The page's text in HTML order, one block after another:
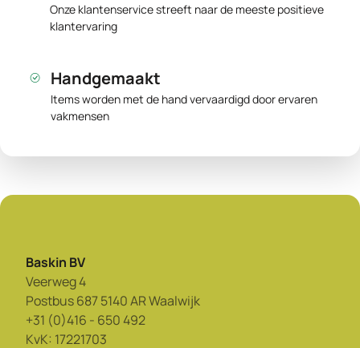
Onze klantenservice streeft naar de meeste positieve
klantervaring
Handgemaakt
Items worden met de hand vervaardigd door ervaren
vakmensen
Baskin BV
Veerweg 4
Postbus 687 5140 AR Waalwijk
+31 (0)416 - 650 492
KvK: 17221703